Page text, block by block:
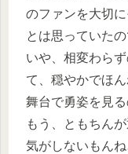
のファンを大切
とは思っていたの
いや、相変わら
て、穏やかでほん
舞台で勇姿を見る
もう、ともちん
気がしないもんね